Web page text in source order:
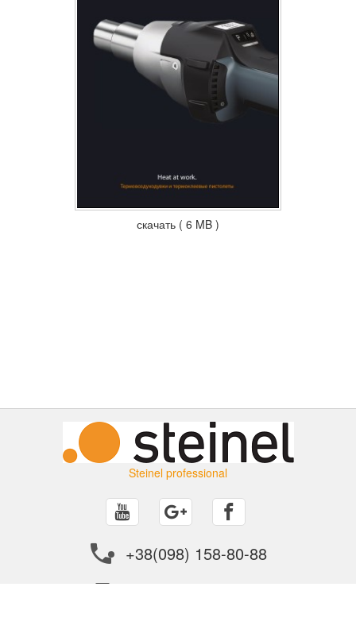
скачать ( 6 MB )
Steinel professional
+38(098) 158-80-88